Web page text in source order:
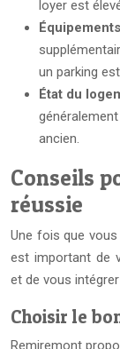
loyer est
Équipements
un parking
État du
ancien.
Conseils
réussie
Une fois que
est important de
et de vous
Choisir le
Remiremont